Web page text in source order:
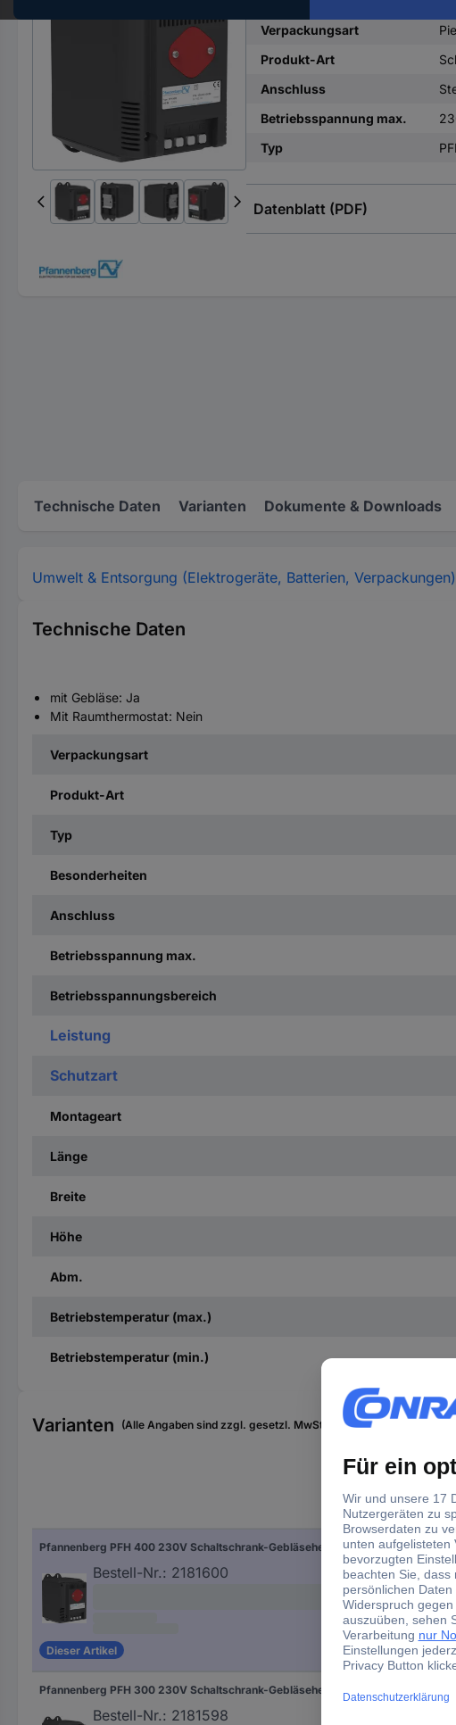
Verpackungsart
Produkt-Art
Anschluss
Betriebsspannung max.
Typ
Datenblatt (PDF)
Technische Daten Varianten Dokumente & Downloads
Umwelt & Entsorgung (Elektrogeräte, Batterien, Verpackungen)
Technische Daten
mit Gebläse: Ja
Mit Raumthermostat: Nein
Verpackungsart
Produkt-Art
Typ
Besonderheiten
Anschluss
Betriebsspannung max.
Betriebsspannungsbereich
Leistung
Schutzart
Montageart
Länge
Breite
Höhe
Abm.
Betriebstemperatur (max.)
Betriebstemperatur (min.)
Varianten (Alle Angaben sind zzgl. gesetzl. MwSt., zzgl. Versand)
Anschluss
Pfannenberg PFH 400 230V Schaltschrank-Gebläseheizung 230 V/AC (max) 400 W (L x B x H) 126 x 88 x 142 mm Piece 1 St.
Bestell-Nr.: 2181600
Dieser Artikel
Steck-Klemm
Pfannenberg PFH 300 230V Schaltschrank-Gebläseheizung 230 V/AC (max) 300 W (L x B x H) 126 x 88 x 142 mm Piece 1 St.
Bestell-Nr.: 2181598
Steck-Klemm